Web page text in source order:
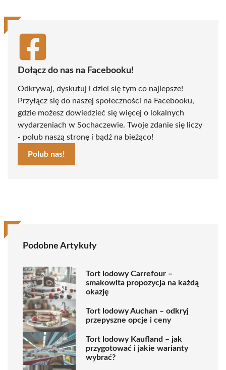
Dołącz do nas na Facebooku!
Odkrywaj, dyskutuj i dziel się tym co najlepsze!
Przyłącz się do naszej społeczności na Facebooku,
gdzie możesz dowiedzieć się więcej o lokalnych
wydarzeniach w Sochaczewie. Twoje zdanie się liczy
- polub naszą stronę i bądź na bieżąco!
Polub nas!
Podobne Artykuły
Tort lodowy Carrefour –
smakowita propozycja na każdą
okazję
Tort lodowy Auchan – odkryj
przepyszne opcje i ceny
Tort lodowy Kaufland – jak
przygotować i jakie warianty
wybrać?